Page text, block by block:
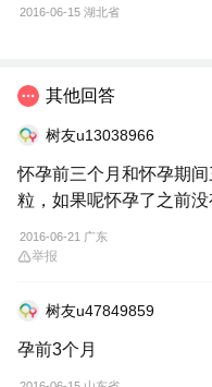
2016-06-15 湖北省
其他回答
树友u13038966
怀孕前三个月和怀孕期
粒，如果呢怀孕了之前
2016-06-21 广东
举报
树友u47849859
孕前3个月